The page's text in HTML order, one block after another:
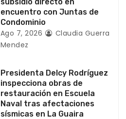
encuentro con Juntas de
Condominio
Ago 7, 2026
Claudia Guerra
Mendez
Presidenta Delcy Rodríguez
inspecciona obras de
restauración en Escuela
Naval tras afectaciones
sísmicas en La Guaira